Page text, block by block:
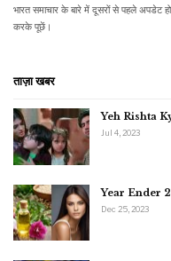
भारत समाचार के बारे में दूसरों से पहले अपडेट
करके पूछें।
ताज़ा खबर
Yeh Rishta
Jul 4, 2023
Year Ender
Dec 25, 2023